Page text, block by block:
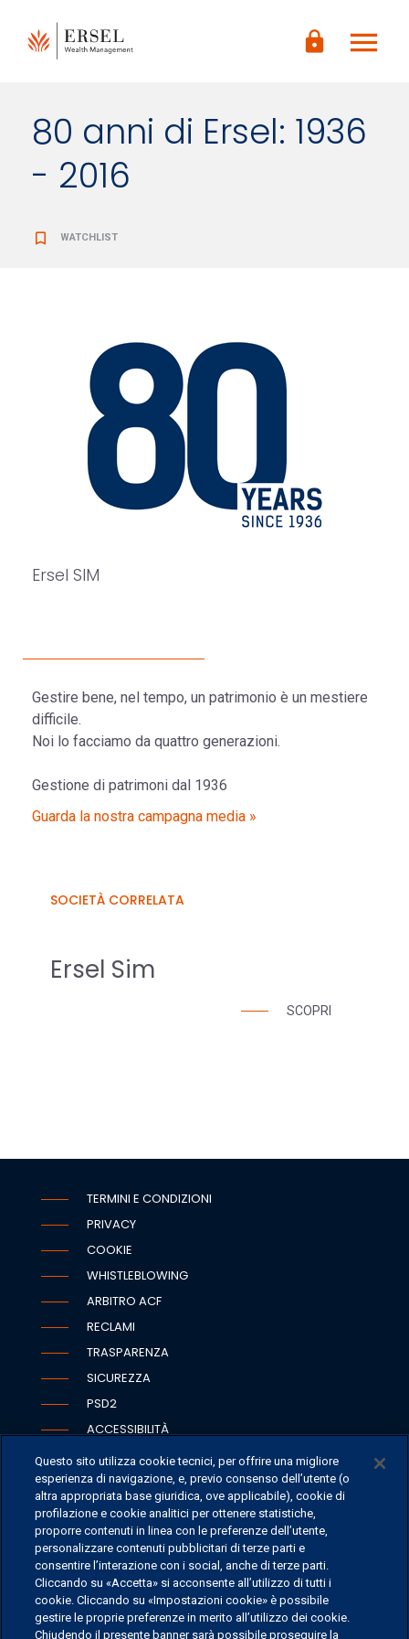
CONTENUTO
PRINCIPALE
PAGINA
lock menu
80 anni di Ersel: 1936
- 2016
bookmark_border WATCHLIST
Ersel SIM
Gestire bene, nel tempo, un patrimonio è un mestiere
difficile.
Noi lo facciamo da quattro generazioni.
Gestione di patrimoni dal 1936
Guarda la nostra campagna media »
SOCIETÀ CORRELATA
Ersel Sim
SCOPRI
TERMINI E CONDIZIONI
PRIVACY
COOKIE
WHISTLEBLOWING
ARBITRO ACF
RECLAMI
TRASPARENZA
SICUREZZA
PSD2
ACCESSIBILITÀ
SEDI
CONTATTI
CONTATTI PER I MEDIA
FAQ
LAVORA CON NOI
Questo sito utilizza cookie tecnici, per offrire una migliore
esperienza di navigazione, e, previo consenso dell’utente (o
altra appropriata base giuridica, ove applicabile), cookie di
profilazione e cookie analitici per ottenere statistiche,
proporre contenuti in linea con le preferenze dell’utente,
personalizzare contenuti pubblicitari di terze parti e
consentire l’interazione con i social, anche di terze parti.
Cliccando su «Accetta» si acconsente all’utilizzo di tutti i
cookie. Cliccando su «Impostazioni cookie» è possibile
gestire le proprie preferenze in merito all’utilizzo dei cookie.
Chiudendo il presente banner sarà possibile proseguire la